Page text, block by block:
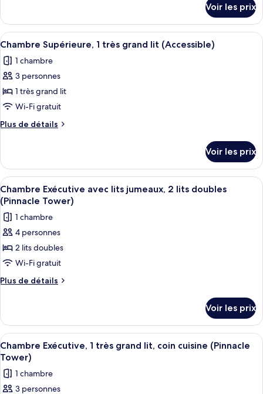
Chambre
Deluxe
avec
lits
jumeaux
le
type
de
Chambre
Deluxe
lits
jumeaux
Voir les prix
Afficher
toutes
les
photos
pour
ce
type
de
Chambre
Supérieure,
1
très
grand
lit
(Accessible)
Une chambre d’hôtel avec un grand
7
Chambre Supérieure, 1 très grand lit (Accessible)
1 chambre
3 personnes
1 très grand lit
Wi-Fi gratuit
Plus de détails
Plus
le
type
de
chambre
Chambre
Supérieure,
grand
lit
Voir les prix
Afficher
toutes
les
photos
pour
ce
type
de
Exécutive
avec
lits
jumeaux,
2
lits
Une cuisine moderne dotée d’un
9
Chambre Exécutive avec lits jumeaux, 2 lits doubles
(Pinnacle Tower)
1 chambre
4 personnes
2 lits doubles
Wi-Fi gratuit
Plus de détails
Plus
le
type
de
chambre
Chambre
Exécutive
avec
Voir les prix
Afficher
toutes
les
photos
Une chambre d’hôtel moderne
10
Chambre Exécutive, 1 très grand lit, coin cuisine (Pinnacle
Tower)
1 chambre
3 personnes